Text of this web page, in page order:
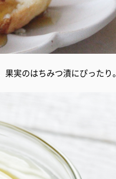
実のはちみつ漬にぴったり。